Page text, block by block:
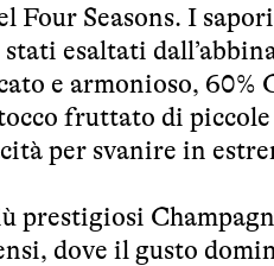
Four Seasons. I
esaltati
e armonioso,
fruttato di
per svanire in
prestigiosi
dove il gusto